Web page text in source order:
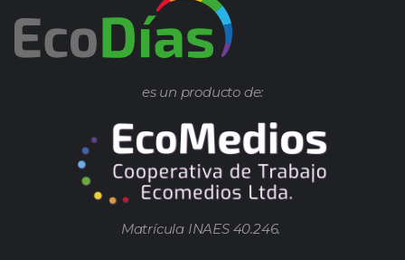
es un producto de:
Matrícula INAES 40.246.